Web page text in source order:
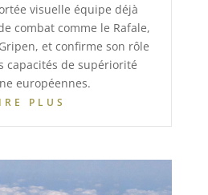
visuelle équipe déjà
combat comme le Rafale,
et confirme son rôle
capacités de supériorité
européennes.
PLUS